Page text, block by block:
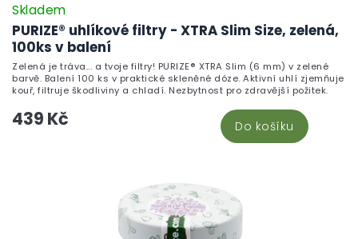
PURIZE® uhlíkové filtry - XTRA Slim Size, zelená,
100ks v balení
Skladem
439 Kč Do košíku
Zelená je tráva... a tvoje filtry! PURIZE® XTRA Slim (6 mm) v zelené
barvě. Balení 100 ks v praktické skleněné dóze. Aktivní uhlí zjemňuje
kouř, filtruje škodliviny a chladí. Nezbytnost pro zdravější požitek.